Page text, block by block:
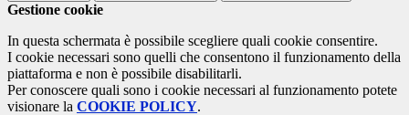
Gestione cookie
In questa schermata è possibile scegliere quali cookie consentire.
I cookie necessari sono quelli che consentono il funzionamento della
piattaforma e non è possibile disabilitarli.
Per conoscere quali sono i cookie necessari al funzionamento potete
visionare la COOKIE POLICY.